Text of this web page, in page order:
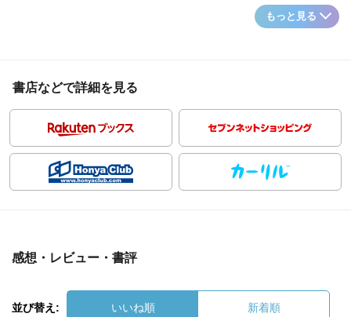
もっと見る
書店などで詳細を見る
感想・レビュー・書評
並び替え: いいね順 新着順